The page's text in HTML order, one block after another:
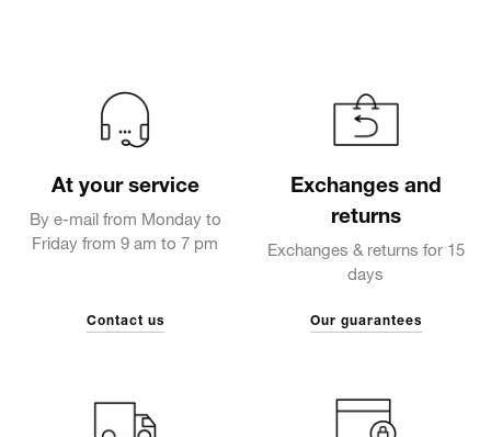
At your service
By e-mail from Monday to
Friday from 9 am to 7 pm
Contact us
Exchanges and
returns
Exchanges & returns for 15
days
Our guarantees